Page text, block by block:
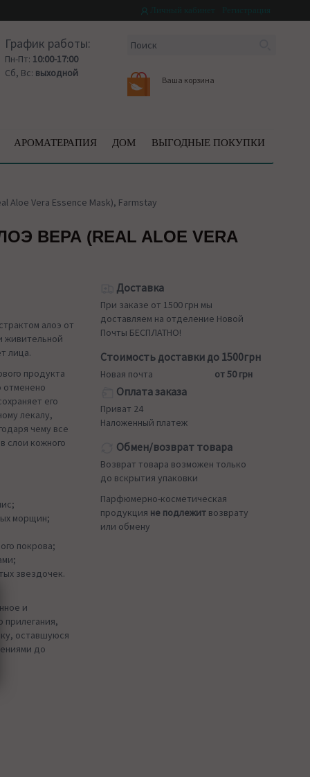
График работы:
Пн-Пт: 10:00-17:00
Сб, Вс: выходной
Ваша корзина
АРОМАТЕРАПИЯ ДОМ ВЫГОДНЫЕ ПОКУПКИ
Aloe Vera Essence Mask), Farmstay
ВЕРА (REAL ALOE VERA
алоэ от
живительной
лица.
продукта
отменено
его
лекалу,
чему все
слои кожного
морщин;
покрова;
звездочек.
и
прилегания,
оставшуюся
до
Доставка
При заказе от 1500 грн мы
доставляем на отделение Новой
Почты БЕСПЛАТНО!
Стоимость доставки до 1500грн
Новая почта от 50 грн
Оплата заказа
Приват 24
Наложенный платеж
Обмен/возврат товара
Возврат товара возможен только
до вскрытия упаковки
Парфюмерно-косметическая
продукция не подлежит возврату
или обмену